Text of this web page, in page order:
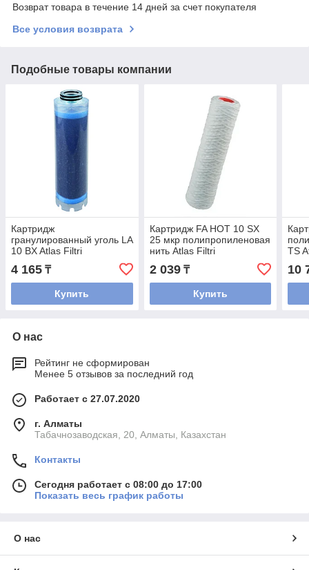
Возврат товара в течение 14 дней за счет покупателя
Все условия возврата
Подобные товары компании
Картридж
гранулированный уголь LA
10 BX Atlas Filtri
4 165 ₸
Купить
Картридж FA HOT 10 SX
25 мкр полипропиленовая
нить Atlas Filtri
2 039₸
Купить
TS
10
О нас
Рейтинг не сформирован
Менее 5 отзывов за последний год
Работает с 27.07.2020
г. Алматы
Табачнозаводская, 20, Алматы, Казахстан
Контакты
Сегодня работает с 08:00 до 17:00
Показать весь график работы
О нас